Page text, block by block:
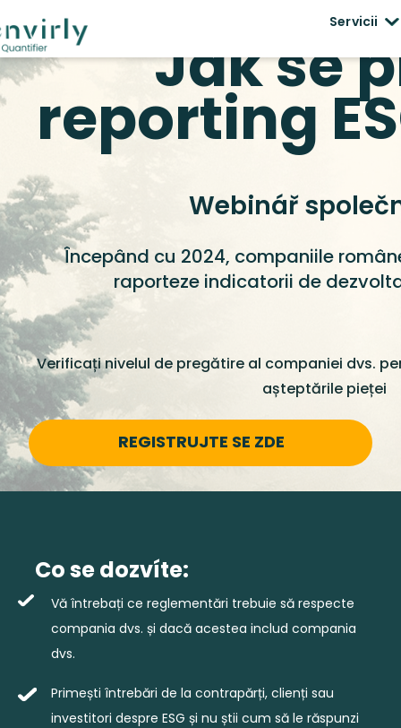
Jak se
reporting
Webinář
Începând cu 2024, companiile
raporteze indicatorii de
Verificați nivelul de pregătire al companiei dvs.
așteptările pieței
REGISTRUJTE SE ZDE
Co se dozvíte:
Vă întrebați ce reglementări trebuie să respecte
compania dvs. și dacă acestea includ compania
dvs.
Primești întrebări de la contrapărți, clienți sau
investitori despre ESG și nu știi cum să le răspunzi
Servicii